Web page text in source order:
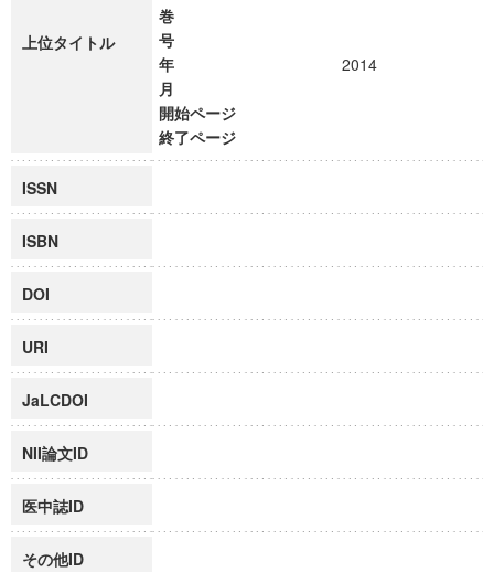
上位タイトル
巻
号
年
2014
月
開始ページ
終了ページ
ISSN
ISBN
DOI
URI
JaLCDOI
NII論文ID
医中誌ID
その他ID